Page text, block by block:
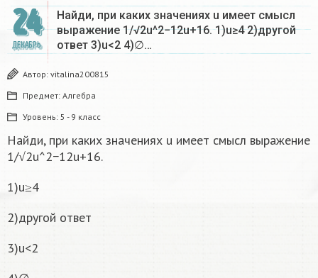
24
ДЕКАБРЬ
Найди, при каких значениях u имеет смысл
выражение 1/√2u^2−12u+16. 1)u≥4 2)другой
ответ 3)u<2 4)∅…
Автор: vitalina200815
Предмет: Алгебра
Уровень: 5 - 9 класс
Найди, при каких значениях u имеет смысл выражение
1/√2u^2−12u+16.
1)u≥4
2)другой ответ
3)u<2